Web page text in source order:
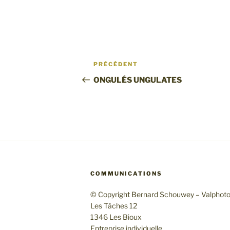
Navigation
de
Article
précédent
PRÉCÉDENT
ONGULÉS UNGULATES
COMMUNICATIONS
© Copyright Bernard Schouwey –
Les Tâches 12
1346 Les Bioux